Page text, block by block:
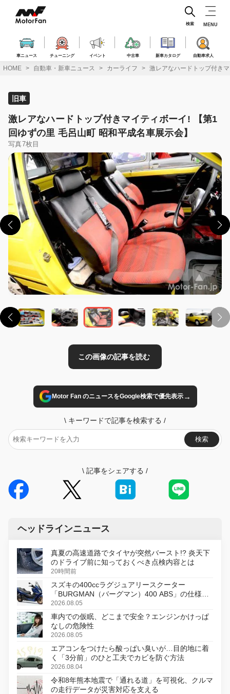
ス
車ニュース チューニング イベント 中古車 新車カタログ 自動車求人
検索 MENU
HOME 自動車・新車ニュース カーライフ 激レアなハードトップ付き
旧車
激レアなハードトップ付きマイティボーイ! 【第1
回ゆずの里 毛呂山町 昭和平成名車展示会】
写真7枚目
Motor Fan のニュースをGoogle検索で優先表示→
\ キーワードで記事を検索する /
検索
\ 記事をシェアする /
ヘッドラインニュース
真夏の高速道路でタイヤが突然バースト!? 炎天下
のドライブ前に知っておくべき点検内容とは
20時間前
スズキの400ccラグジュアリースクーター
「BURGMAN（バーグマン）400 ABS」の仕様を
変更し、8月18日に発売
2026.08.05
車内での仮眠、どこまで安全？エンジンかけっぱ
なしの危険性
2026.08.05
エアコンをつけたら酸っぱい臭いが…目的地に着
く「3分前」のひと工夫でカビを防ぐ方法
2026.08.04
令和8年熊本地震で「通れる道」を可視化、クルマ
の走行データが災害対応を支える